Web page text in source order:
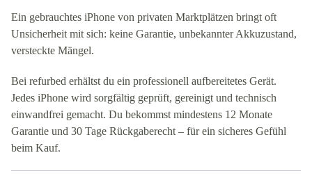
Ein gebrauchtes iPhone von privaten Marktplätzen bringt oft
Unsicherheit mit sich: keine Garantie, unbekannter Akkuzustand,
versteckte Mängel.
Bei refurbed erhältst du ein professionell aufbereitetes Gerät.
Jedes iPhone wird sorgfältig geprüft, gereinigt und technisch
einwandfrei gemacht. Du bekommst mindestens 12 Monate
Garantie und 30 Tage Rückgaberecht – für ein sicheres Gefühl
beim Kauf.